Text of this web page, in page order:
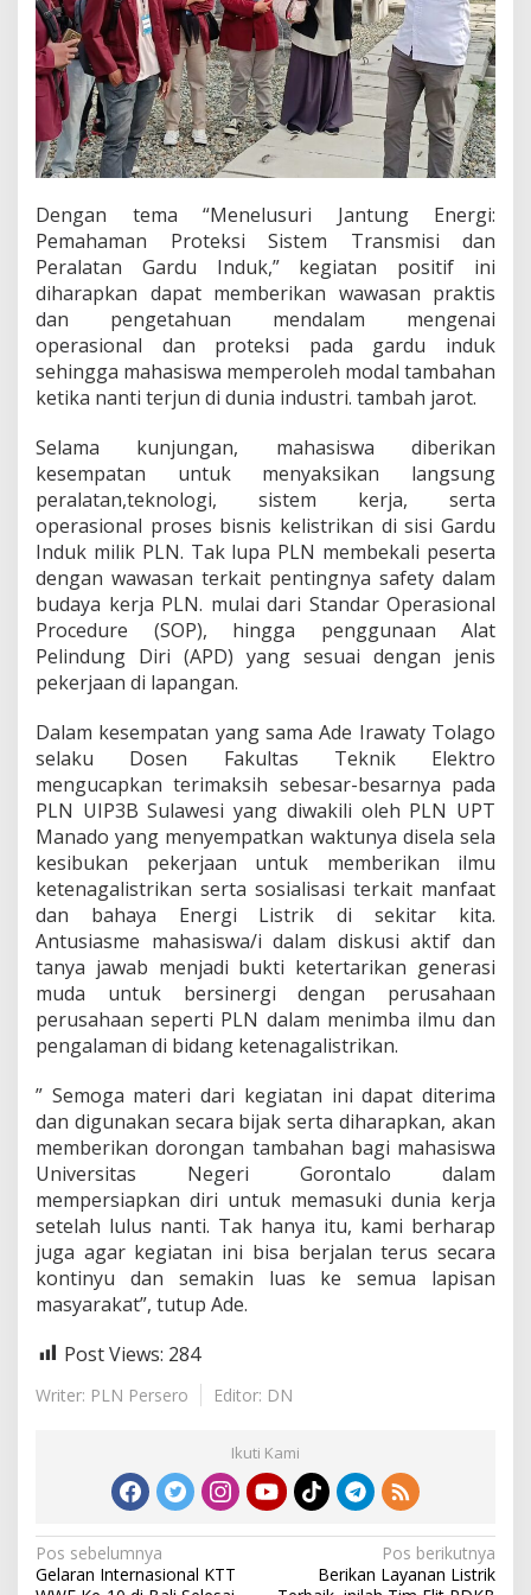
a
l
o
Dengan tema “Menelusuri Jantung Energi:
Pemahaman Proteksi Sistem Transmisi dan
Peralatan Gardu Induk,” kegiatan positif ini
diharapkan dapat memberikan wawasan praktis
dan pengetahuan mendalam mengenai
operasional dan proteksi pada gardu induk
sehingga mahasiswa memperoleh modal tambahan
ketika nanti terjun di dunia industri. tambah jarot.
Selama kunjungan, mahasiswa diberikan
kesempatan untuk menyaksikan langsung
peralatan,teknologi, sistem kerja, serta
operasional proses bisnis kelistrikan di sisi Gardu
Induk milik PLN. Tak lupa PLN membekali peserta
dengan wawasan terkait pentingnya safety dalam
budaya kerja PLN. mulai dari Standar Operasional
Procedure (SOP), hingga penggunaan Alat
Pelindung Diri (APD) yang sesuai dengan jenis
pekerjaan di lapangan.
Dalam kesempatan yang sama Ade Irawaty Tolago
selaku Dosen Fakultas Teknik Elektro
mengucapkan terimaksih sebesar-besarnya pada
PLN UIP3B Sulawesi yang diwakili oleh PLN UPT
Manado yang menyempatkan waktunya disela sela
kesibukan pekerjaan untuk memberikan ilmu
ketenagalistrikan serta sosialisasi terkait manfaat
dan bahaya Energi Listrik di sekitar kita.
Antusiasme mahasiswa/i dalam diskusi aktif dan
tanya jawab menjadi bukti ketertarikan generasi
muda untuk bersinergi dengan perusahaan
perusahaan seperti PLN dalam menimba ilmu dan
pengalaman di bidang ketenagalistrikan.
” Semoga materi dari kegiatan ini dapat diterima
dan digunakan secara bijak serta diharapkan, akan
memberikan dorongan tambahan bagi mahasiswa
Universitas Negeri Gorontalo dalam
mempersiapkan diri untuk memasuki dunia kerja
setelah lulus nanti. Tak hanya itu, kami berharap
juga agar kegiatan ini bisa berjalan terus secara
kontinyu dan semakin luas ke semua lapisan
masyarakat”, tutup Ade.
Post Views: 284
Writer: PLN Persero Editor: DN
Ikuti Kami
N
Pos sebelumnya
Gelaran Internasional KTT
Pos berikutnya
Berikan Layanan Listrik